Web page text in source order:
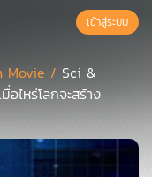
เข้าสู่ระบบ
Movie / Sci &
ไหร่โลกจะสร้าง